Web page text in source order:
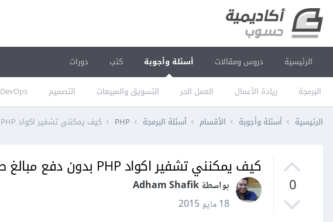
الرئيسية دروس ومقالات أسئلة وأجوبة
البرمجة ريادة الأعمال العمل الحر التسويق والمبيعات التصميم DevOps
كتب دورات
الرئيسية أسئلة وأجوبة الأقسام أسئلة البرمجة PHP كيف يمكنني تشفير اكواد PHP بدون دفع مبالغ طائلة؟
0
كيف يمكنني تشفير اكواد PHP بدون دفع مبالغ طائلة؟
بواسطة Adham Shafik
18 مايو 2015